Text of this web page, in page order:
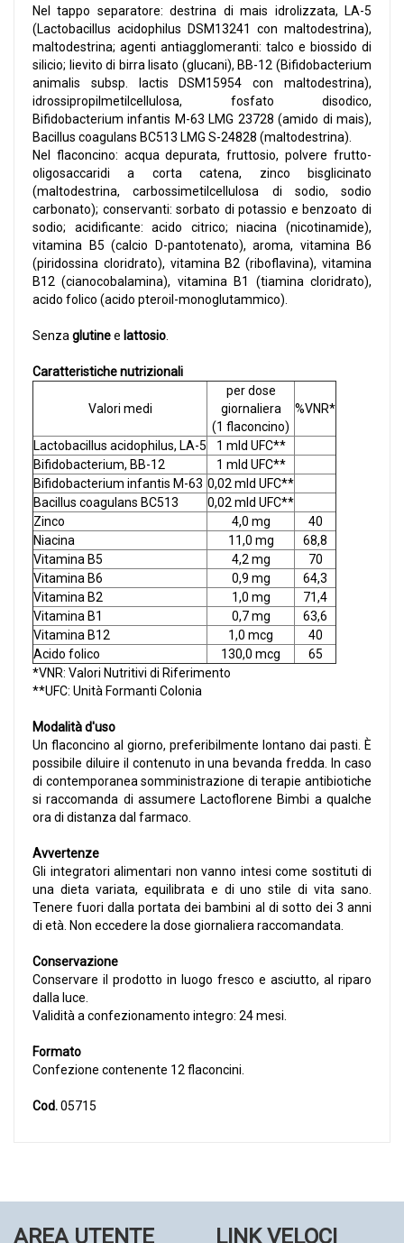
Nel tappo separatore: destrina di mais idrolizzata, LA-5
(Lactobacillus acidophilus DSM13241 con maltodestrina),
maltodestrina; agenti antiagglomeranti: talco e biossido di
silicio; lievito di birra lisato (glucani), BB-12 (Bifidobacterium
animalis subsp. lactis DSM15954 con maltodestrina),
idrossipropilmetilcellulosa, fosfato disodico,
Bifidobacterium infantis M-63 LMG 23728 (amido di mais),
Bacillus coagulans BC513 LMG S-24828 (maltodestrina).
Nel flaconcino: acqua depurata, fruttosio, polvere frutto-
oligosaccaridi a corta catena, zinco bisglicinato
(maltodestrina, carbossimetilcellulosa di sodio, sodio
carbonato); conservanti: sorbato di potassio e benzoato di
sodio; acidificante: acido citrico; niacina (nicotinamide),
vitamina B5 (calcio D-pantotenato), aroma, vitamina B6
(piridossina cloridrato), vitamina B2 (riboflavina), vitamina
B12 (cianocobalamina), vitamina B1 (tiamina cloridrato),
acido folico (acido pteroil-monoglutammico).
Senzaglutinee lattosio.
Caratteristiche nutrizionali
Valori medi
per dose
giornaliera
(1 flaconcino)
%VNR*
Lactobacillus acidophilus, LA-5
1 mld UFC**
Bifidobacterium, BB-12
1 mld UFC**
Bifidobacterium infantis M-63 0,02 mld UFC**
Bacillus coagulans BC513
0,02 mld UFC**
Zinco
4,0 mg
40
Niacina
11,0 mg
68,8
Vitamina B5
4,2 mg
70
Vitamina B6
0,9 mg
64,3
Vitamina B2
1,0 mg
71,4
Vitamina B1
0,7 mg
63,6
Vitamina B12
1,0 mcg
40
Acido folico
130,0 mcg
65
*VNR: Valori Nutritivi di Riferimento
**UFC: Unità Formanti Colonia
Modalità d'uso
Un flaconcino al giorno, preferibilmente lontano dai pasti. È
possibile diluire il contenuto in una bevanda fredda. In caso
di contemporanea somministrazione di terapie antibiotiche
si raccomanda di assumere Lactoflorene Bimbi a qualche
ora di distanza dal farmaco.
Avvertenze
Gli integratori alimentari non vanno intesi come sostituti di
una dieta variata, equilibrata e di uno stile di vita sano.
Tenere fuori dalla portata dei bambini al di sotto dei 3 anni
di età. Non eccedere la dose giornaliera raccomandata.
Conservazione
Conservare il prodotto in luogo fresco e asciutto, al riparo
dalla luce.
Validità a confezionamento integro: 24 mesi.
Formato
Confezione contenente 12 flaconcini.
Cod.05715
AREA UTENTE LINK VELOCI